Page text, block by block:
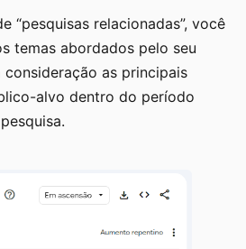
“pesquisas relacionadas”, você
temas abordados pelo seu
consideração as principais
alvo dentro do período